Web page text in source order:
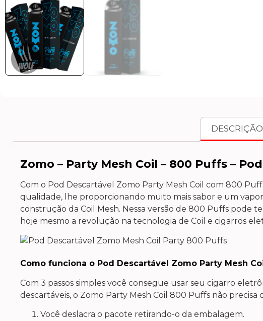
DESCRIÇÃO
Zomo – Party Mesh Coil – 800 Puffs –
Com o Pod Descartável Zomo Party Mesh Coil com 800
qualidade, lhe proporcionando muito mais sabor e um
construção da Coil Mesh. Nessa versão de 800 Puffs pode
hoje mesmo a revolução na tecnologia de Coil e cigarros
Como funciona o Pod Descartável Zomo Party Mesh
Com 3 passos simples você consegue usar seu cigarro
descartáveis, o Zomo Party Mesh Coil 800 Puffs não
Você deslacra o pacote retirando-o da embalagem.